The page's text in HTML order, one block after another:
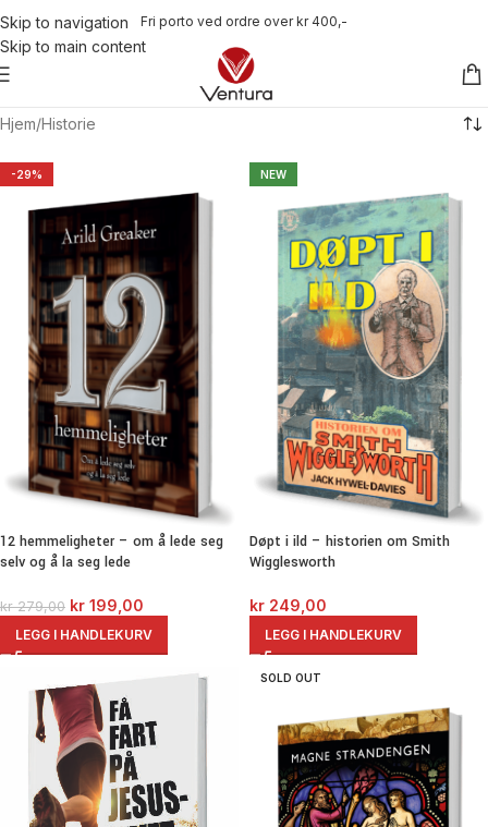
Skip to navigation
Skip to main content
Fri porto ved ordre over kr 400,-
Hjem Historie
-29%
12 hemmeligheter – om å lede seg
selv og å la seg lede
kr279,00 kr 199,00
LEGG I HANDLEKURV
NEW
Døpt i ild – historien om Smith
Wigglesworth
kr 249,00
LEGG I HANDLEKURV
SOLD OUT